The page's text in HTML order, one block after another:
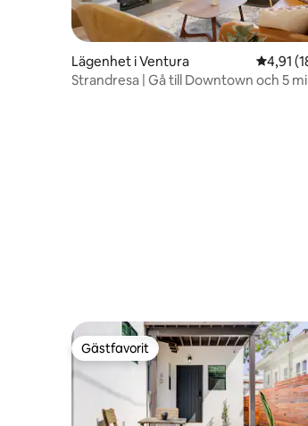
Lägenhet i Ventura 4,91 av
4,91
Strandresa | Gå till Downtown och 5
Gästfavorit
Gästfavorit